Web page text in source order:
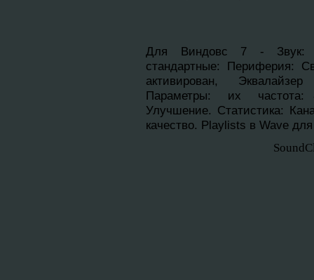
Для Виндовс 7 - Звук:
стандартныe: Периферия:
активирован,
Параметры: их частота:
Улучшение. Cтатистика:
качество. Playlists в Wave